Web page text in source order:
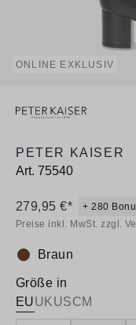
ONLINE EXKLUSIV
PETER KAISER
Art. 75540
279,95 €* + 280
Preise inkl. MwSt. zzgl.
Farbe:
Braun
Größe in
EUUKUSCM